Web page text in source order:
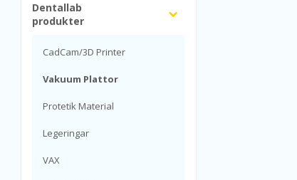
Dentallab
produkter
CadCam/3D Printer
Vakuum Plattor
Protetik Material
Legeringar
VAX